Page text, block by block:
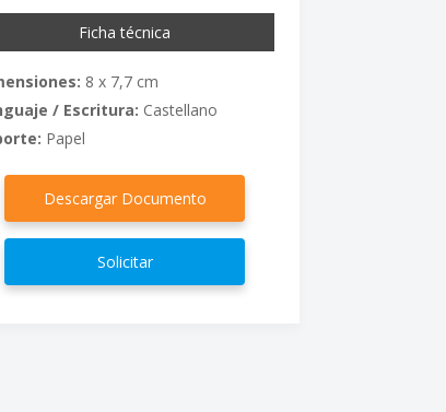
Ficha técnica
8 x 7,7 cm
/ Escritura: Castellano
Papel
Descargar Documento
Solicitar